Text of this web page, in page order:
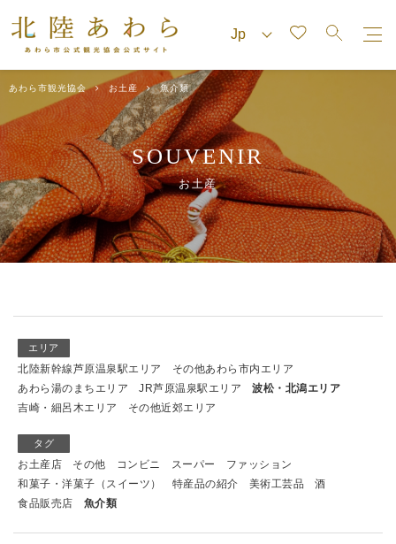
あわら市観光協会 お土産 魚介類
SOUVENIR
お土産
エリア
北陸新幹線芦原温泉駅エリア
その他あわら市内エリア
あわら湯のまちエリア
JR芦原温泉駅エリア
波松・北潟エリア
吉崎・細呂木エリア
その他近郊エリア
タグ
お土産店 その他 コンビニ スーパー
ファッション
和菓子・洋菓子（スイーツ）
特産品の紹介 美術工芸品
酒
食品販売店
魚介類